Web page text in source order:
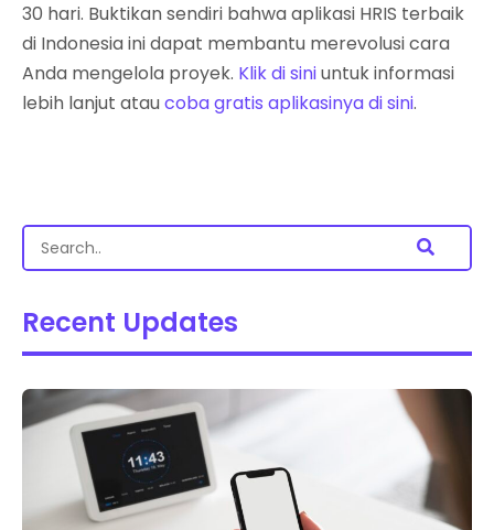
30 hari. Buktikan sendiri bahwa aplikasi HRIS terbaik
di Indonesia ini dapat membantu merevolusi cara
Anda mengelola proyek. Klik di siniuntuk informasi
lebih lanjut ataucoba gratis aplikasinya di sini.
Recent Updates